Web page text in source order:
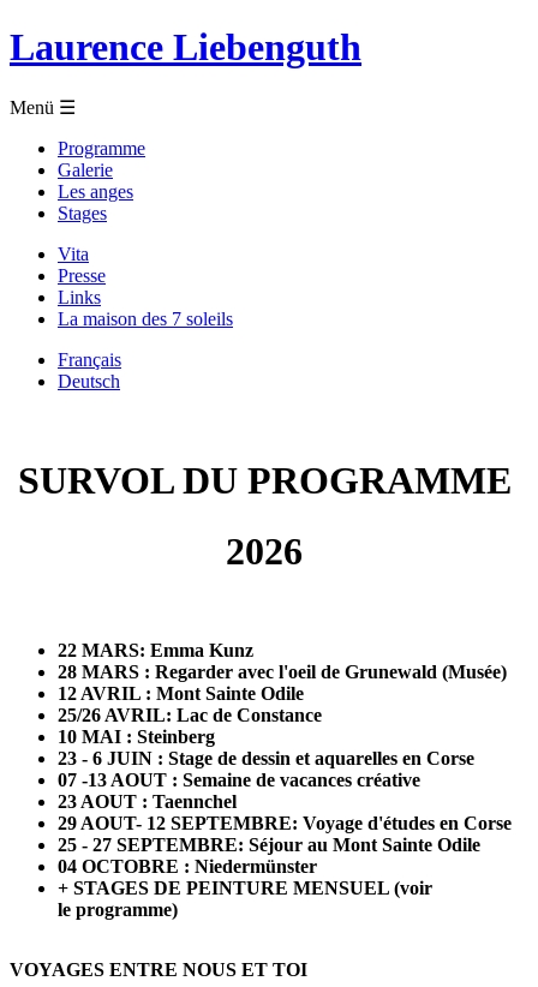
Laurence Liebenguth
​ Menü ☰​
Programme
Galerie
Les anges
Stages
Vita
Presse
Links
La maison des 7 soleils
Français
Deutsch
SURVOL DU PROGRAMME
2026
22 MARS: Emma Kunz
28 MARS : Regarder avec l'oeil de Grunewald (Musée)
12 AVRIL : Mont Sainte Odile
25/26 AVRIL: Lac de Constance
10 MAI : Steinberg
23 - 6 JUIN : Stage de dessin et aquarelles en Corse
07 -13 AOUT : Semaine de vacances créative
23 AOUT : Taennchel
29 AOUT- 12 SEPTEMBRE: Voyage d'études en Corse
25 - 27 SEPTEMBRE: Séjour au Mont Sainte Odile
04 OCTOBRE : Niedermünster
+ STAGES DE PEINTURE MENSUEL (voir
le programme)
VOYAGES ENTRE NOUS ET TOI